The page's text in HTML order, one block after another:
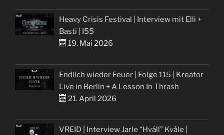
Heavy Crisis Festival | Interview mit Elli +
Basti | I55
19. Mai 2026
Endlich wieder Feuer | Folge 115 | Kreator
Live in Berlin + A Lesson In Thrash
21. April 2026
VREID | Interview Jarle “Hváll” Kvåle |